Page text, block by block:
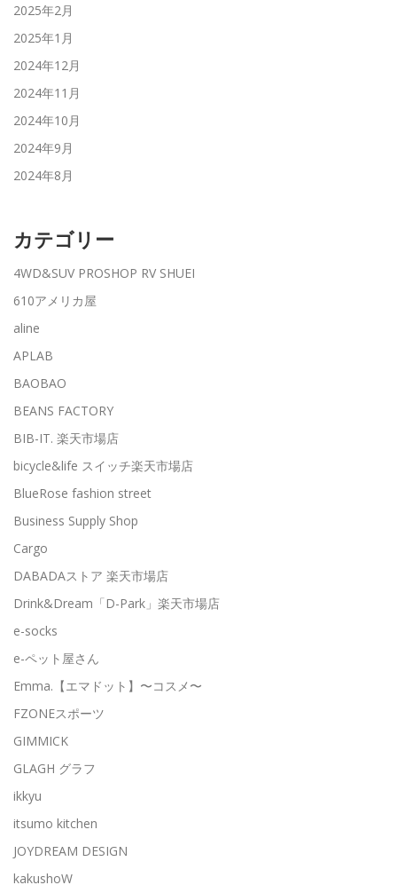
2025年2月
2025年1月
2024年12月
2024年11月
2024年10月
2024年9月
2024年8月
カテゴリー
4WD&SUV PROSHOP RV SHUEI
610アメリカ屋
aline
APLAB
BAOBAO
BEANS FACTORY
BIB-IT. 楽天市場店
bicycle&life スイッチ楽天市場店
BlueRose fashion street
Business Supply Shop
Cargo
DABADAストア 楽天市場店
Drink&Dream「D-Park」楽天市場店
e-socks
e-ペット屋さん
Emma.【エマドット】〜コスメ〜
FZONEスポーツ
GIMMICK
GLAGH グラフ
ikkyu
itsumo kitchen
JOYDREAM DESIGN
kakushoW